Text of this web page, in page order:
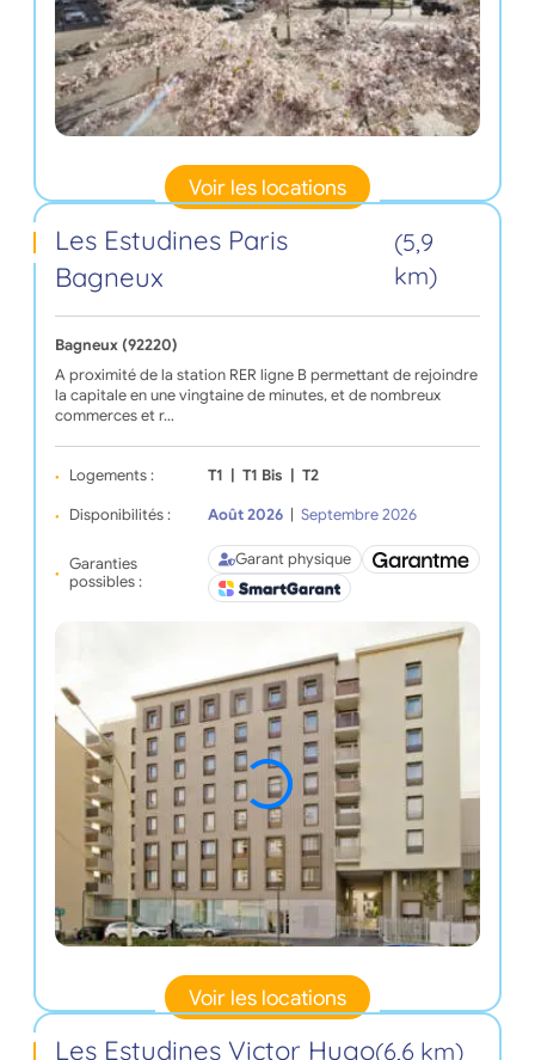
Voir les locations
Les Estudines Paris
Bagneux
(5,9
km)
Bagneux (92220)
A proximité de la station RER ligne B permettant de rejoindre
la capitale en une vingtaine de minutes, et de nombreux
commerces et r…
Logements : T1 T1 Bis T2
Disponibilités : Août 2026 Septembre 2026
Garanties
possibles :
Garant physique
Voir les locations
Les Estudines Victor Hugo(6,6 km)